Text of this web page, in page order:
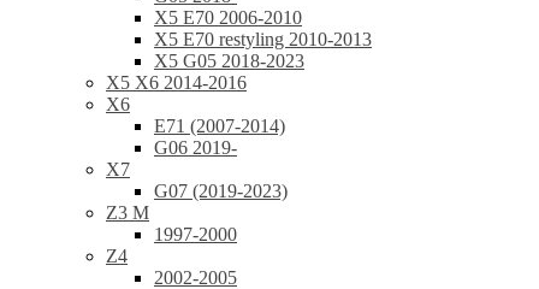
X5 E70 2006-2010
X5 E70 restyling 2010-2013
X5 G05 2018-2023
X5 X6 2014-2016
X6
E71 (2007-2014)
G06 2019-
X7
G07 (2019-2023)
Z3 M
1997-2000
Z4
2002-2005